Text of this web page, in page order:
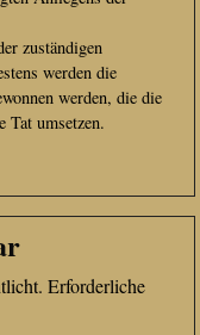
zuständigen
werden die
werden, die die
Tat umsetzen.
Erforderliche